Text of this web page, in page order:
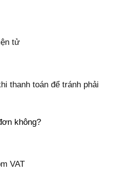
tử
thanh toán để tránh phải
không?
VAT